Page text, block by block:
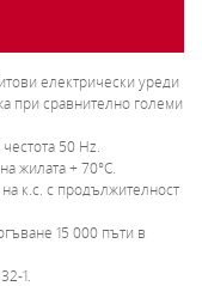
електрически уреди
при сравнително големи
50 Hz.
жилата + 70°С.
к.с. с продължителност
15 000 пъти в
1.